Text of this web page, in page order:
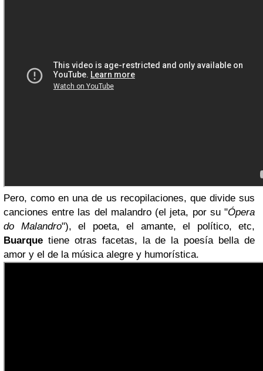
Pero, como en una de us recopilaciones, que divide sus
canciones entre las del malandro (el jeta, por su "Ópera
do Malandro"), el poeta, el amante, el político, etc,
Buarque tiene otras facetas, la de la poesía bella de
amor y el de la música alegre y humorística.